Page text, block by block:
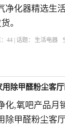
净化器精选生
。
：44 | 话题： 生活电器
除甲醛粉尘客
化,氧吧产品月
除甲醛粉尘客